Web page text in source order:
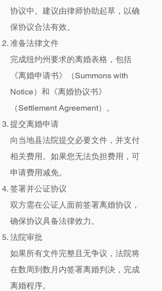
协议中。建议由律师协助起草，以确
保协议合法有效。
准备法律文件
完成纽约州要求的离婚表格，包括
《离婚申请书》（Summons with
Notice）和《离婚协议书》
（Settlement Agreement）。
提交离婚申请
向当地县法院提交必要文件，并支付
相关费用。如果您无法负担费用，可
申请费用减免。
签署并公证协议
双方需在公证人面前签署离婚协议，
确保协议具备法律效力。
法院审批
如果所有文件完整且无争议，法院将
在数周到数月内签署离婚判决，完成
离婚程序。